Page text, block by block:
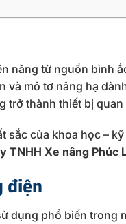
năng từ nguồn bình
và mô tơ nâng hạ
trở thành thiết bị
sắc của khoa học –
TNHH Xe nâng Phúc
điện
dụng phổ biến